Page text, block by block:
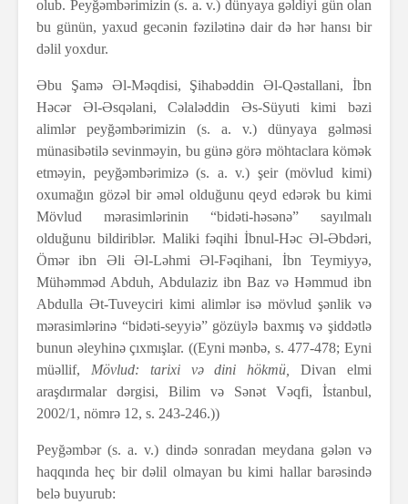
olub. Peyğəmbərimizin (s. a. v.) dünyaya gəldiyi gün olan
bu günün, yaxud gecənin fəzilətinə dair də hər hansı bir
dəlil yoxdur.
Əbu Şamə Əl-Məqdisi, Şihabəddin Əl-Qəstallani, İbn
Həcər Əl-Əsqəlani, Cəlaləddin Əs-Süyuti kimi bəzi
alimlər peyğəmbərimizin (s. a. v.) dünyaya gəlməsi
münasibətilə sevinməyin, bu günə görə möhtaclara kömək
etməyin, peyğəmbərimizə (s. a. v.) şeir (mövlud kimi)
oxumağın gözəl bir əməl olduğunu qeyd edərək bu kimi
Mövlud mərasimlərinin “bidəti-həsənə” sayılmalı
olduğunu bildiriblər. Maliki fəqihi İbnul-Həc Əl-Əbdəri,
Ömər ibn Əli Əl-Ləhmi Əl-Fəqihani, İbn Teymiyyə,
Mühəmməd Abduh, Abdulaziz ibn Baz və Həmmud ibn
Abdulla Ət-Tuveyciri kimi alimlər isə mövlud şənlik və
mərasimlərinə “bidəti-seyyiə” gözüylə baxmış və şiddətlə
bunun əleyhinə çıxmışlar. ((Eyni mənbə, s. 477-478; Eyni
müəllif, Mövlud: tarixi və dini hökmü,Divan elmi
araşdırmalar dərgisi, Bilim və Sənət Vəqfi, İstanbul,
2002/1, nömrə 12, s. 243-246.))
Peyğəmbər (s. a. v.) dində sonradan meydana gələn və
haqqında heç bir dəlil olmayan bu kimi hallar barəsində
belə buyurub: